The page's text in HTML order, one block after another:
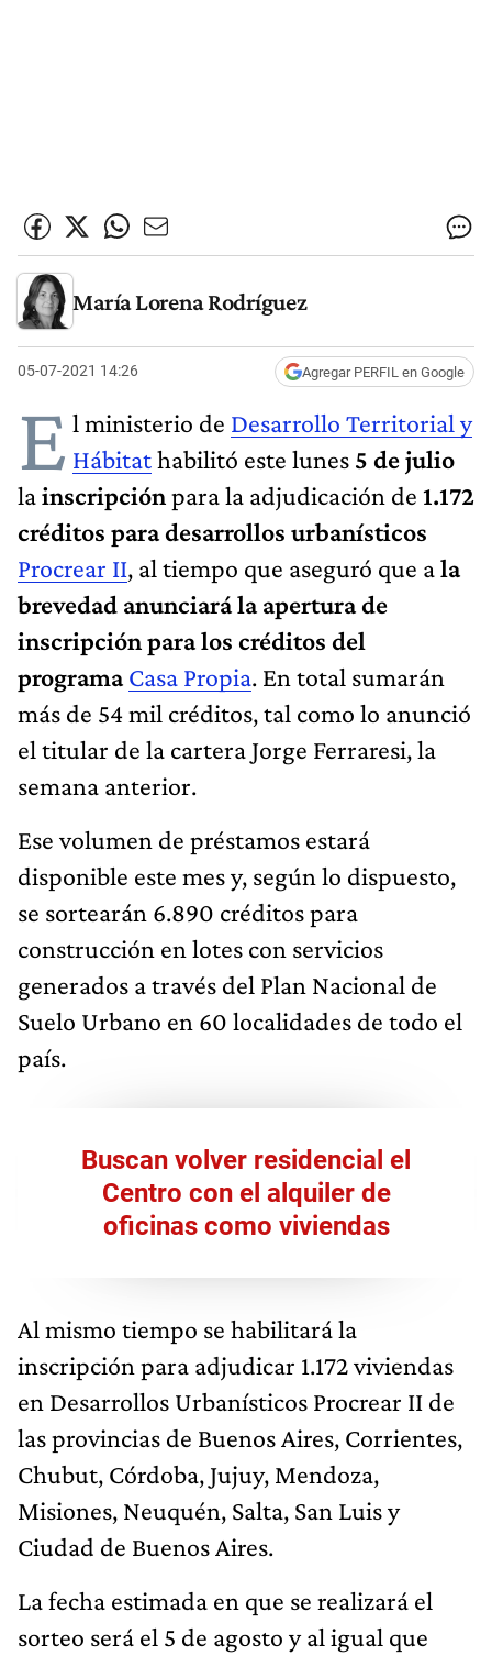
María Lorena Rodríguez
05-07-2021 14:26 Agregar PERFIL en Google
E l ministerio de Desarrollo Territorial y
Hábitathabilitó este lunes 5 de julio
lainscripciónpara la adjudicación de 1.172
créditos para desarrollos urbanísticos
Procrear II, al tiempo que aseguró que ala
brevedad anunciará la apertura de
inscripción para los créditos del
programaCasa Propia. En total sumarán
más de 54 mil créditos, tal como lo anunció
el titular de la cartera Jorge Ferraresi, la
semana anterior.
Ese volumen de préstamos estará
disponible este mes y, según lo dispuesto,
se sortearán 6.890 créditos para
construcción en lotes con servicios
generados a través del Plan Nacional de
Suelo Urbano en 60 localidades de todo el
país.
Buscan volver residencial el
Centro con el alquiler de
oficinas como viviendas
Al mismo tiempo se habilitará la
inscripción para adjudicar 1.172 viviendas
en Desarrollos Urbanísticos Procrear II de
las provincias de Buenos Aires, Corrientes,
Chubut, Córdoba, Jujuy, Mendoza,
Misiones, Neuquén, Salta, San Luis y
Ciudad de Buenos Aires.
La fecha estimada en que se realizará el
sorteo será el 5 de agosto y al igual que